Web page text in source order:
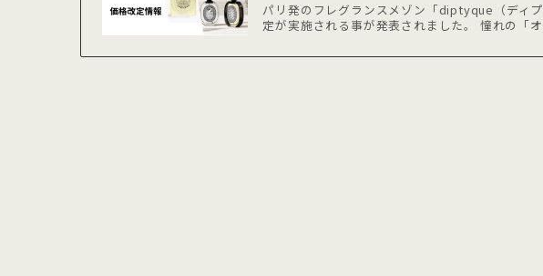
パリ発のフレグランスメゾン「diptyque（ディ
定が実施される事が発表されました。 憧れの「